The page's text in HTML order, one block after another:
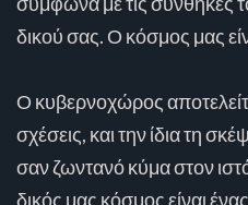
δικού σας. Ο κόσμος μας
Ο κυβερνοχώρος
σχέσεις, και την ίδια τη
σαν ζωντανό κύμα στον
δικός μας κόσμος είναι